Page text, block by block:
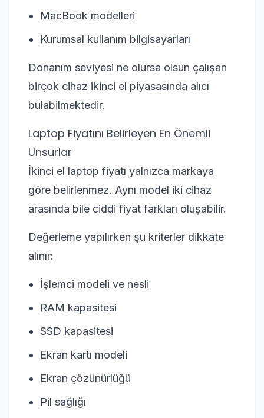
MacBook modelleri
Kurumsal kullanım bilgisayarları
Donanım seviyesi ne olursa olsun çalışan
birçok cihaz ikinci el piyasasında alıcı
bulabilmektedir.
Laptop Fiyatını Belirleyen En Önemli
Unsurlar
İkinci el laptop fiyatı yalnızca markaya
göre belirlenmez. Aynı model iki cihaz
arasında bile ciddi fiyat farkları oluşabilir.
Değerleme yapılırken şu kriterler dikkate
alınır:
İşlemci modeli ve nesli
RAM kapasitesi
SSD kapasitesi
Ekran kartı modeli
Ekran çözünürlüğü
Pil sağlığı